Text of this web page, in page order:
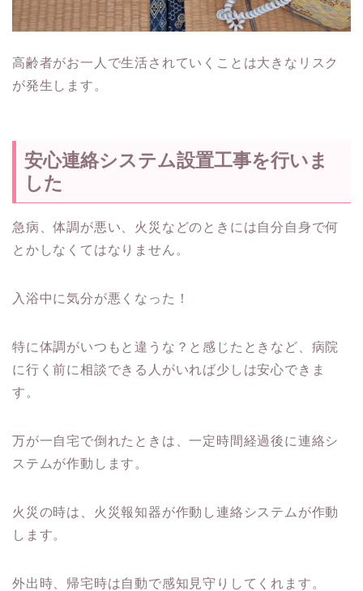
高齢者がお一人で生活されていくことは大きなリスク
が発生します。
安心連絡システム設置工事を行いま
した
急病、体調が悪い、火災などのときには自分自身で何
とかしなくてはなりません。
入浴中に気分が悪くなった！
特に体調がいつもと違うな？と感じたときなど、病院
に行く前に相談できる人がいれば少しは安心できま
す。
万が一自宅で倒れたときは、一定時間経過後に連絡シ
ステムが作動します。
火災の時は、火災報知器が作動し連絡システムが作動
します。
外出時、帰宅時は自動で感知見守りしてくれます。